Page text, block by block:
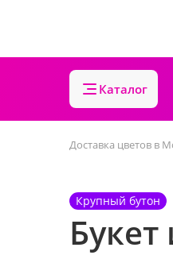
Каталог
Доставка цветов в
Крупный бутон